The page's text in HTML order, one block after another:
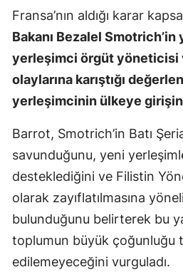
Fransa’nın aldığı karar
Bakanı Bezalel Smotrich’in
yerleşimci örgüt yöneticisi
olaylarına karıştığı
yerleşimcinin ülkeye
Barrot, Smotrich’in Batı
savunduğunu, yeni
desteklediğini ve Filistin
olarak zayıflatılmasına
bulunduğunu belirterek bu
toplumun büyük çoğunluğu
edilemeyeceğini vurguladı.